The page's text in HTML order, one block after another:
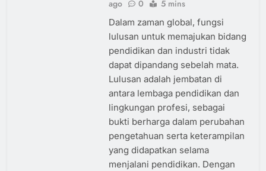
ago 0 5 mins
Dalam zaman global, fungsi
lulusan untuk memajukan bidang
pendidikan dan industri tidak
dapat dipandang sebelah mata.
Lulusan adalah jembatan di
antara lembaga pendidikan dan
lingkungan profesi, sebagai
bukti berharga dalam perubahan
pengetahuan serta keterampilan
yang didapatkan selama
menjalani pendidikan. Dengan